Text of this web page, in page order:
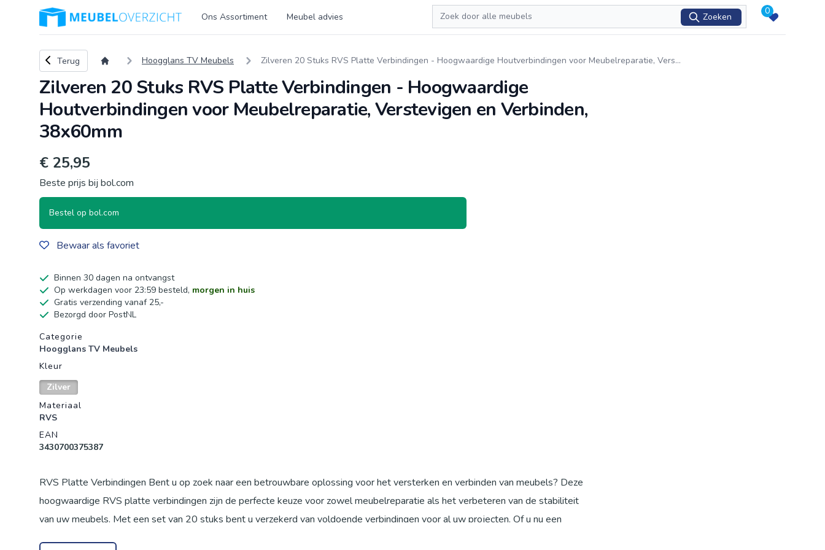
Logo Meubeloverzicht.nl Ons Assortiment Meubel advies
Zoeken
Zoeken
0
Terug naar overzicht
Terug Hoogglans TV Meubels Zilveren 20 Stuks RVS Platte Verbindingen - Hoogwaardige Houtverbindingen voor Meubelreparatie, Vers...
Zilveren 20 Stuks RVS Platte Verbindingen - Hoogwaardige
Houtverbindingen voor Meubelreparatie, Verstevigen en Verbinden,
38x60mm
€ 25,95
Beste prijs bij bol.com
Bestel op bol.com
Bewaar als favoriet
Binnen 30 dagen na ontvangst
Op werkdagen voor 23:59 besteld, morgen in huis
Gratis verzending vanaf 25,-
Bezorgd door PostNL
Productgegevens
Categorie
Hoogglans TV Meubels
Kleur
Zilver
Materiaal
RVS
EAN
3430700375387
RVS Platte Verbindingen Bent u op zoek naar een betrouwbare oplossing voor het versterken en verbinden van meubels? Deze
hoogwaardige RVS platte verbindingen zijn de perfecte keuze voor zowel meubelreparatie als het verbeteren van de stabiliteit
van uw meubels. Met een set van 20 stuks bent u verzekerd van voldoende verbindingen voor al uw projecten. Of u nu een